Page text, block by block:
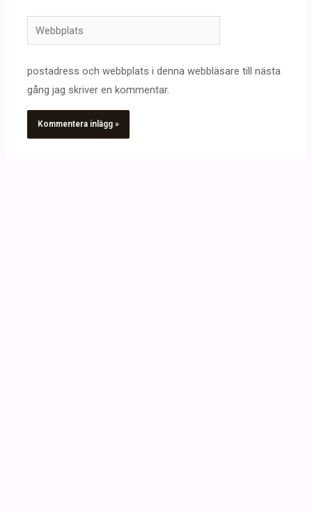
Webbplats
postadress och webbplats i denna webbläsare till nästa
gång jag skriver en kommentar.